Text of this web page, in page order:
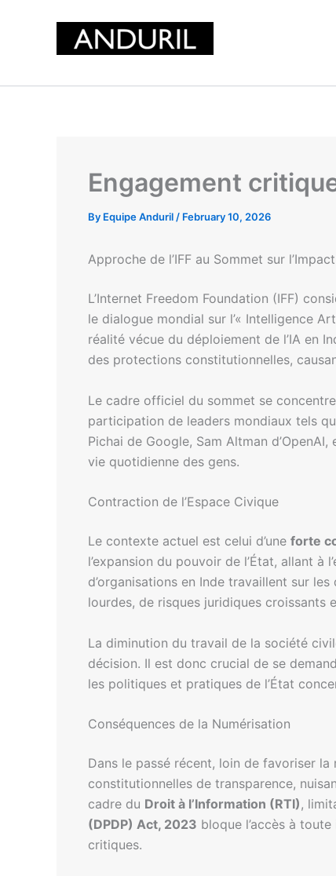
Engagement
By Equipe Anduril / February 10, 2026
Approche de l’IFF au Sommet sur
L’Internet Freedom Foundation (IFF)
le dialogue mondial sur l’« Intelligence
réalité vécue du déploiement de l’IA en
des protections constitutionnelles,
Le cadre officiel du sommet se
participation de leaders mondiaux tels
Pichai de Google, Sam Altman
vie quotidienne des gens.
Contraction de l’Espace Civique
Le contexte actuel est celui d’une forte
l’expansion du pouvoir de l’État, allant
d’organisations en Inde travaillent sur
lourdes, de risques juridiques croissants
La diminution du travail de la société
décision. Il est donc crucial de se
les politiques et pratiques de l’État
Conséquences de la Numérisation
Dans le passé récent, loin de favoriser la
constitutionnelles de transparence,
cadre du Droit à l’Information (RTI),
(DPDP) Act, 2023 bloque l’accès à
critiques.